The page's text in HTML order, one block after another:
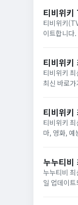
티비위
티비위키
이트합니다
티비위
티비위키
최신 바로
티비위
티비위키
마, 영화, 예
누누티비
누누티비
일 업데이